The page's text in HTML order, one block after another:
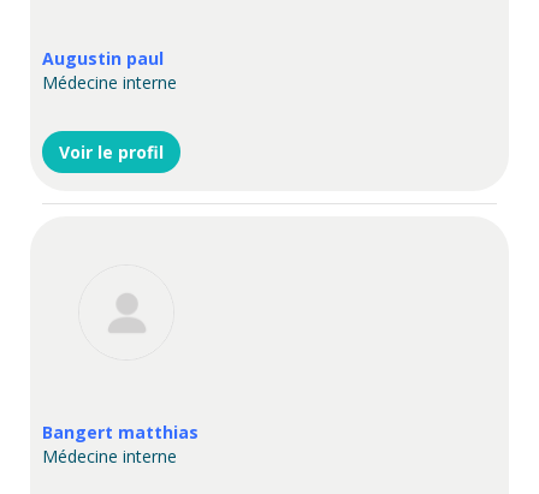
Augustin paul
Médecine interne
Voir le profil
Bangert matthias
Médecine interne